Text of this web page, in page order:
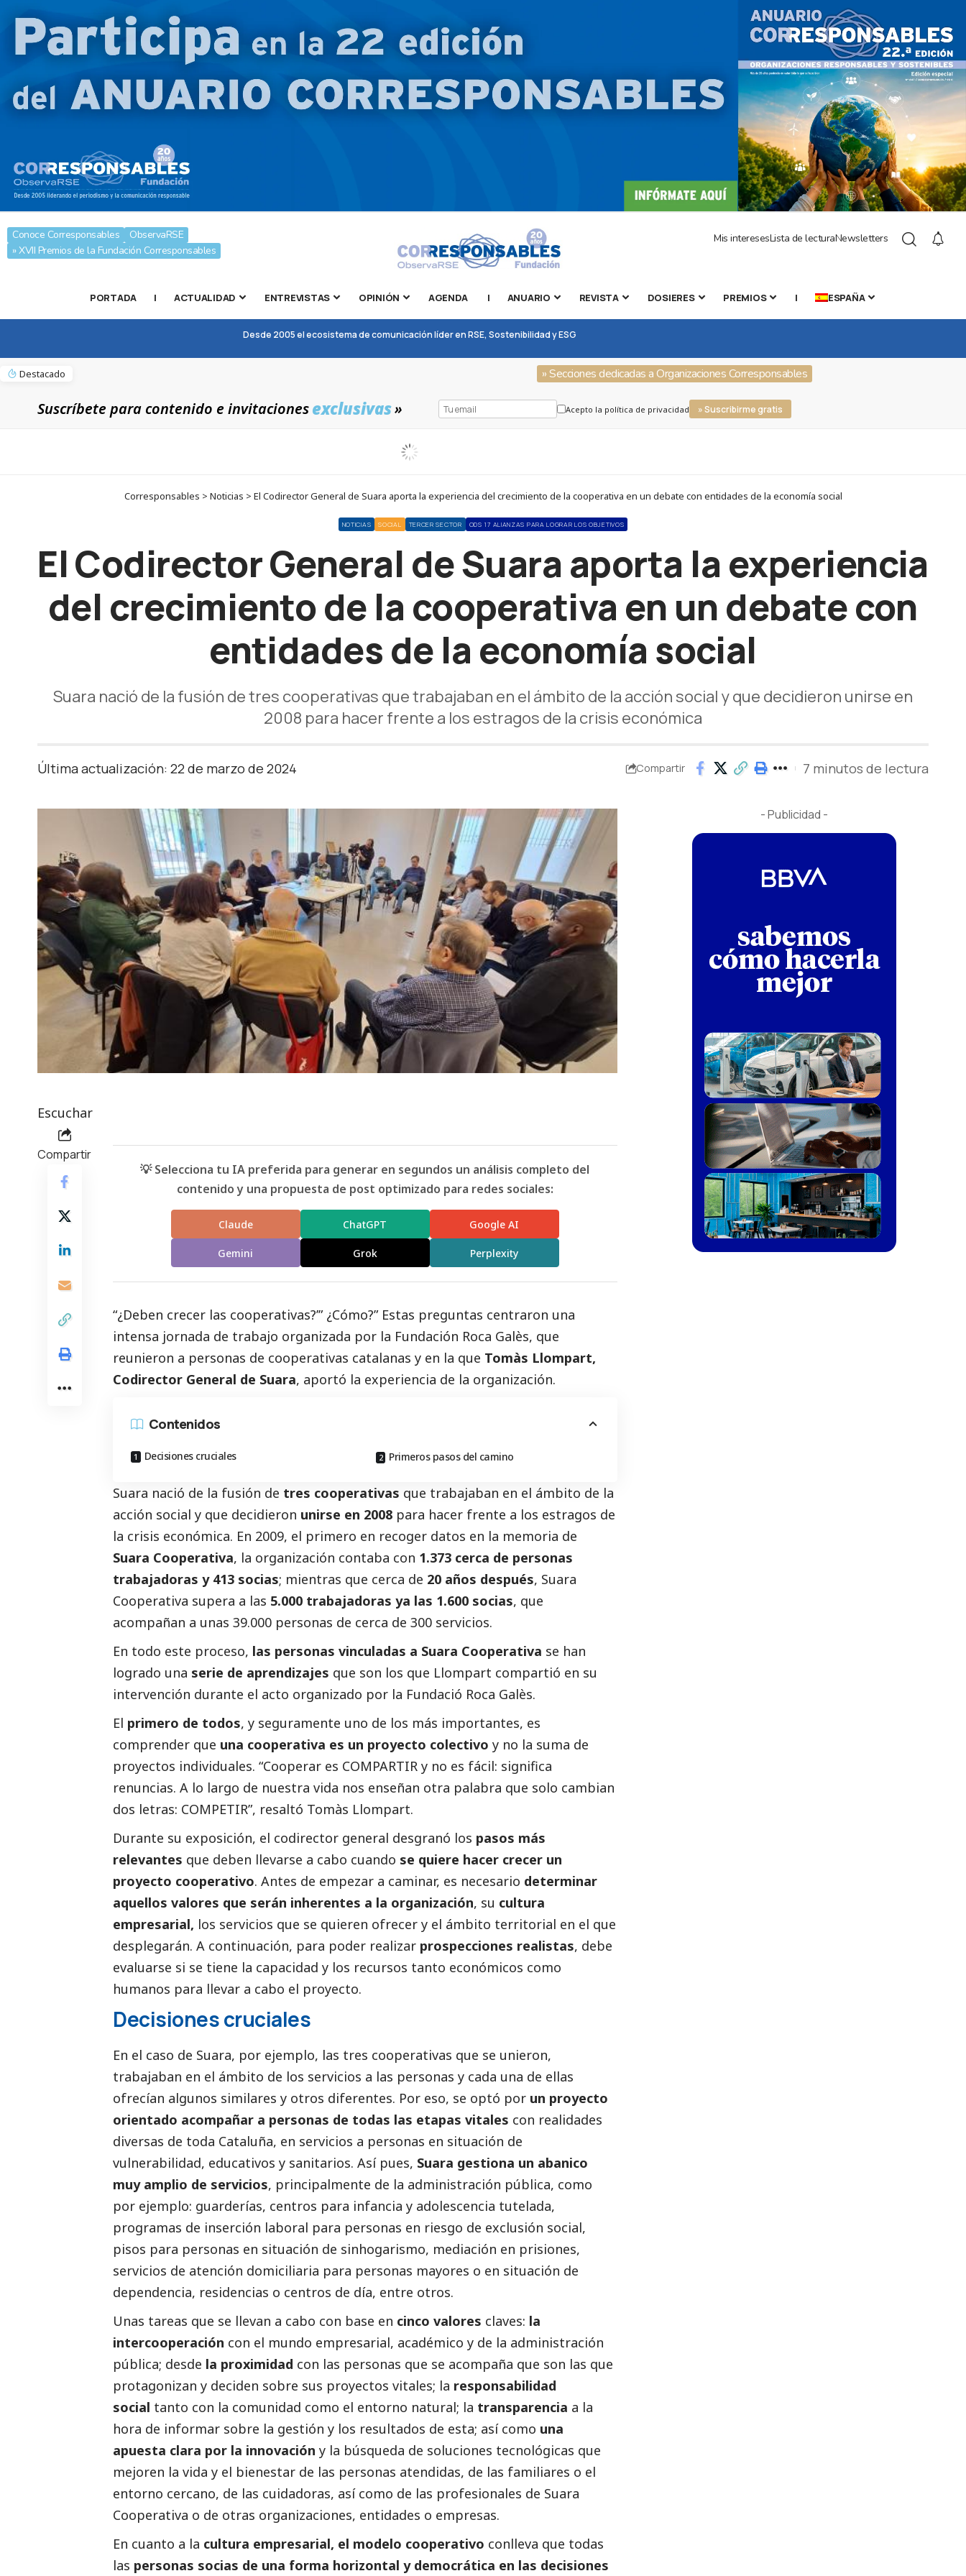
Conoce Corresponsables
ObservaRSE
» XVII Premios de la Fundación Corresponsables
Mis interesesLista de lecturaNewsletters
PORTADA | ACTUALIDAD ENTREVISTAS OPINIÓN AGENDA | ANUARIO REVISTA DOSIERES PREMIOS | ESPAÑA
Desde 2005 el ecosistema de comunicación líder en RSE, Sostenibilidad y ESG
Destacado » Secciones dedicadas a Organizaciones Corresponsables
Suscríbete para contenido e invitacionesexclusivas» Acepto la política de privacidad » Suscribirme gratis
Corresponsables > Noticias > El Codirector General de Suara aporta la experiencia del crecimiento de la cooperativa en un debate con entidades de la economía social
NOTICIAS SOCIAL TERCER SECTOR ODS 17 ALIANZAS PARA LOGRAR LOS OBJETIVOS
El Codirector General de Suara aporta la experiencia
del crecimiento de la cooperativa en un debate con
entidades de la economía social
Suara nació de la fusión de tres cooperativas que trabajaban en el ámbito de la acción social y que decidieron unirse en
2008 para hacer frente a los estragos de la crisis económica
Última actualización: 22 de marzo de 2024 Compartir 7 minutos de lectura
Escuchar
Compartir
💡 Selecciona tu IA preferida para generar en segundos un análisis completo del
contenido y una propuesta de post optimizado para redes sociales:
Claude ChatGPT Google AI
Gemini Grok Perplexity
“¿Deben crecer las cooperativas?’” ¿Cómo?” Estas preguntas centraron una
intensa jornada de trabajo organizada por la Fundación Roca Galès, que
reunieron a personas de cooperativas catalanas y en la que Tomàs Llompart,
Codirector General de Suara, aportó la experiencia de la organización.
Contenidos
Decisiones cruciales Primeros pasos del camino
Suara nació de la fusión de tres cooperativas que trabajaban en el ámbito de la
acción social y que decidieron unirse en 2008 para hacer frente a los estragos de
la crisis económica. En 2009, el primero en recoger datos en la memoria de
Suara Cooperativa, la organización contaba con 1.373 cerca de personas
trabajadoras y 413 socias; mientras que cerca de 20 años después, Suara
Cooperativa supera a las 5.000 trabajadoras ya las 1.600 socias, que
acompañan a unas 39.000 personas de cerca de 300 servicios.
En todo este proceso, las personas vinculadas a Suara Cooperativa se han
logrado una serie de aprendizajes que son los que Llompart compartió en su
intervención durante el acto organizado por la Fundació Roca Galès.
El primero de todos, y seguramente uno de los más importantes, es
comprender que una cooperativa es un proyecto colectivo y no la suma de
proyectos individuales. “Cooperar es COMPARTIR y no es fácil: significa
renuncias. A lo largo de nuestra vida nos enseñan otra palabra que solo cambian
dos letras: COMPETIR”, resaltó Tomàs Llompart.
Durante su exposición, el codirector general desgranó los pasos más
relevantes que deben llevarse a cabo cuando se quiere hacer crecer un
proyecto cooperativo. Antes de empezar a caminar, es necesario determinar
aquellos valores que serán inherentes a la organización, su cultura
empresarial, los servicios que se quieren ofrecer y el ámbito territorial en el que
desplegarán. A continuación, para poder realizar prospecciones realistas, debe
evaluarse si se tiene la capacidad y los recursos tanto económicos como
humanos para llevar a cabo el proyecto.
Decisiones cruciales
En el caso de Suara, por ejemplo, las tres cooperativas que se unieron,
trabajaban en el ámbito de los servicios a las personas y cada una de ellas
ofrecían algunos similares y otros diferentes. Por eso, se optó por un proyecto
orientado acompañar a personas de todas las etapas vitales con realidades
diversas de toda Cataluña, en servicios a personas en situación de
vulnerabilidad, educativos y sanitarios. Así pues, Suara gestiona un abanico
muy amplio de servicios, principalmente de la administración pública, como
por ejemplo: guarderías, centros para infancia y adolescencia tutelada,
programas de inserción laboral para personas en riesgo de exclusión social,
pisos para personas en situación de sinhogarismo, mediación en prisiones,
servicios de atención domiciliaria para personas mayores o en situación de
dependencia, residencias o centros de día, entre otros.
Unas tareas que se llevan a cabo con base en cinco valores claves: la
intercooperación con el mundo empresarial, académico y de la administración
pública; desde la proximidad con las personas que se acompaña que son las que
protagonizan y deciden sobre sus proyectos vitales; la responsabilidad
social tanto con la comunidad como el entorno natural; la transparencia a la
hora de informar sobre la gestión y los resultados de esta; así como una
apuesta clara por la innovación y la búsqueda de soluciones tecnológicas que
mejoren la vida y el bienestar de las personas atendidas, de las familiares o el
entorno cercano, de las cuidadoras, así como de las profesionales de Suara
Cooperativa o de otras organizaciones, entidades o empresas.
En cuanto a la cultura empresarial, el modelo cooperativo conlleva que todas
las personas socias de una forma horizontal y democrática en las decisiones
- Publicidad -